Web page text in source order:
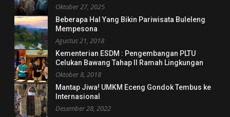
Oktober 27, 2025
Beberapa Hal Yang Bikin Pariwisata Buleleng
Mempesona
Agustus 21, 2018
Kementerian ESDM : Pengembangan PLTU
Celukan Bawang Tahap II Ramah Lingkungan
Oktober 8, 2018
Mantap Jiwa! UMKM Eceng Gondok Tembus ke
Internasional
Desember 28, 2022